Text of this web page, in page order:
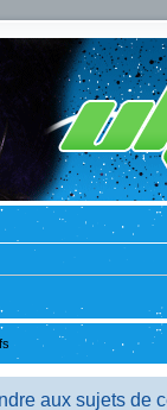
aux sujets de